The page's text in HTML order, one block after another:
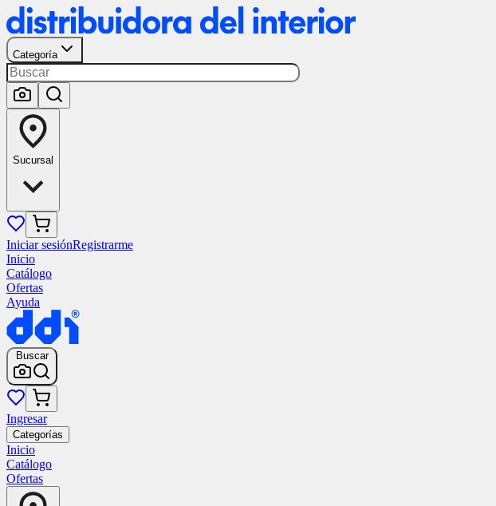
Categoría
Sucursal
Iniciar sesiónRegistrarme
Inicio
Catálogo
Ofertas
Ayuda
Buscar
Ingresar
Categorías
Inicio
Catálogo
Ofertas